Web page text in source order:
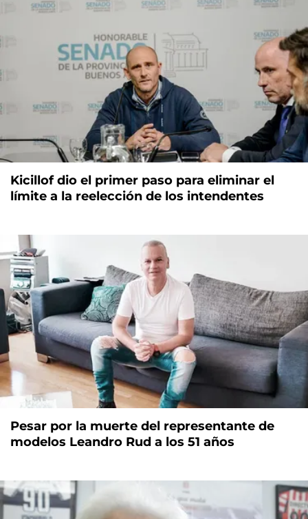
Kicillof dio el primer paso para eliminar el
límite a la reelección de los intendentes
Pesar por la muerte del representante de
modelos Leandro Rud a los 51 años